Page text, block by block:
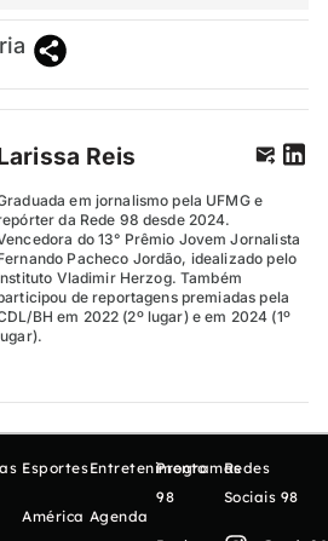
Reis
em jornalismo pela UFMG e
da Rede 98 desde 2024.
do 13° Prêmio Jovem Jornalista
Pacheco Jordão, idealizado pelo
Vladimir Herzog. Também
de reportagens premiadas pela
BH em 2022 (2º lugar) e em 2024 (1º
Esportes
América
Entretenimento
Agenda
Programas
98
Redes
Sociais 98